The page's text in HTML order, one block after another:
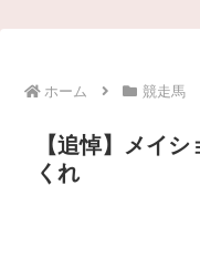
ホーム 競走馬
【追悼】メイ
くれ